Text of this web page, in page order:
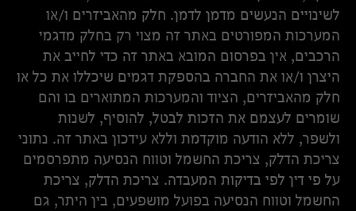
לשינויים הנעשים מדמן לדמן. חלק מהאביזרים ו/או
המערכות המפורטים באתר זה מצוי רק בחלק מדגמי
הרכבים, אין בפרסום המובא באתר זה כדי לחייב את
היצרן ו/או את החברה בהספקת דגמים שיכללו את כל או
חלק מהאביזרים, הציוד והמערכות המתוארים בו והם
שומרים לעצמם את הזכות לבטל, להוסיף, לשנות
ולשפר, ללא הודעה מוקדמת וללא עידכון באתר זה. נתוני
צריכת הדלק, צריכת החשמל וטווח הנסיעה מתפרסמים
על פי דין לפי בדיקות המעבדה. צריכת הדלק, צריכת
החשמל וטווח הנסיעה בפועל מושפעים, בין היתר, גם